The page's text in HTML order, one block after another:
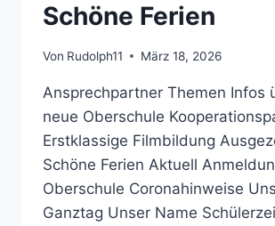
Schöne Ferien
Von Rudolph11 März 18, 2026
Ansprechpartner Themen Infos
neue Oberschule
Erstklassige Filmbildung
Schöne Ferien Aktuell
Oberschule Coronahinweise
Ganztag Unser Name